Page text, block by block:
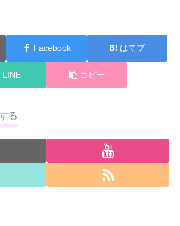
Facebook はてブ
LINE コピー
る